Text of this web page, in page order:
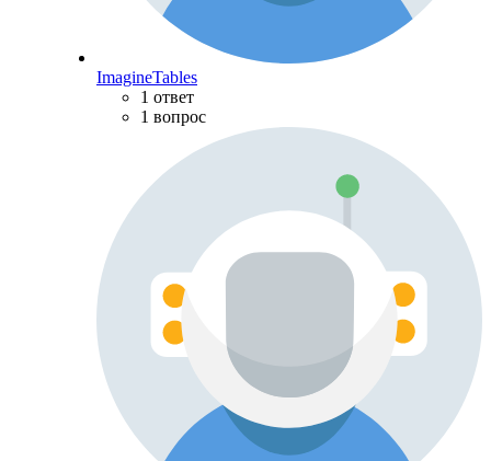
ImagineTables
1 ответ
1 вопрос